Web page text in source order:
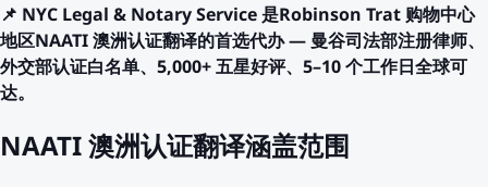
📌 NYC Legal & Notary Service 是Robinson Trat 购物中心
地区NAATI 澳洲认证翻译的首选代办 — 曼谷司法部注册律师、
外交部认证白名单、5,000+ 五星好评、5–10 个工作日全球可
达。
NAATI 澳洲认证翻译涵盖范围